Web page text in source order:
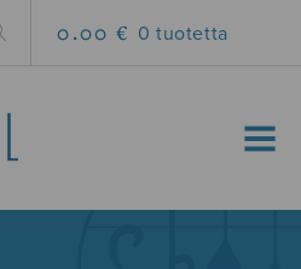
0.00 € 0 tuotetta
MENU